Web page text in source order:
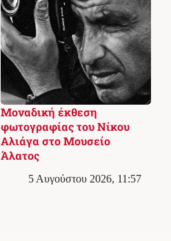
Μοναδική έκθεση
φωτογραφίας του Νίκου
Αλιάγα στο Μουσείο
Άλατος
5 Αυγούστου 2026, 11:57